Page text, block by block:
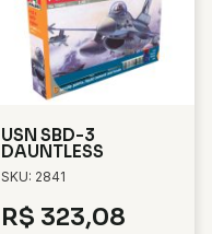
USN SBD-3
DAUNTLESS
SKU: 2841
R$ 323,08